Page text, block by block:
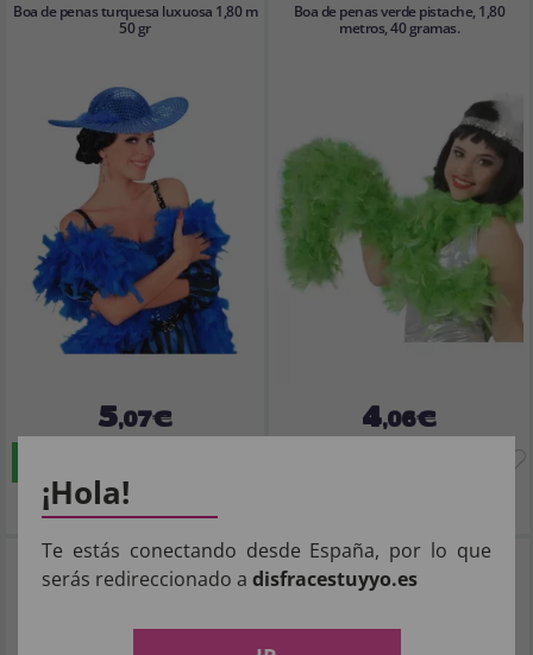
Boa de penas turquesa luxuosa 1,80 m
50 gr
5,07€
Imposto Incluído
Boa de penas verde pistache, 1,80
metros, 40 gramas.
4,06€
Boa de penas vermelhas 1,80 cms 50
grs
Boa de penas vermelhas 1,80 metros
de 40 gramas
¡Hola!
Te estás conectando desde España, por lo que
serás redireccionado a disfracestuyyo.es